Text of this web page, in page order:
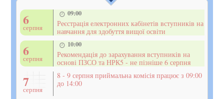
6
серпня
09:00
Реєстрація електронних кабінетів вступників на
навчання для здобуття вищої освіти
6
серпня
10:00
Рекомендація до зарахування вступників на
основі ПЗСО та НРК5 - не пізніше 6 серпня
7
серпня
8 - 9 серпня приймальна комісія працює з 09:00
до 14:00